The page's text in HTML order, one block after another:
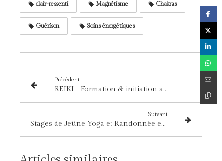
clair-ressenti Magnétisme Chakras
Guérison Soins énergétiques
Précédent
REIKI - Formation & initiation au premier niveau
Suivant
Stages de Jeûne Yoga et Randonnée en 2024